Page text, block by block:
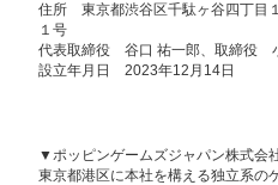
住所 東京都渋谷区千駄ヶ谷四丁目
１号
代表取締役 谷口 祐一郎、取締役
設立年月日 2023年12月14日
▼ポッピンゲームズジャパン株式会
東京都港区に本社を構える独立系の